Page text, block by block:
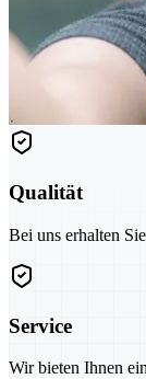
Qualität
Bei uns erhalten
Service
Wir bieten Ihnen